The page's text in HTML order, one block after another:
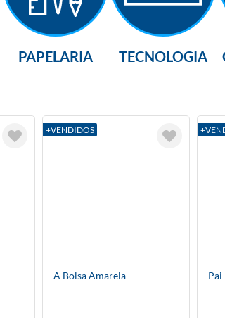
PAPELARIA TECNOLOGIA
+VENDIDOS
A Bolsa Amarela Pai